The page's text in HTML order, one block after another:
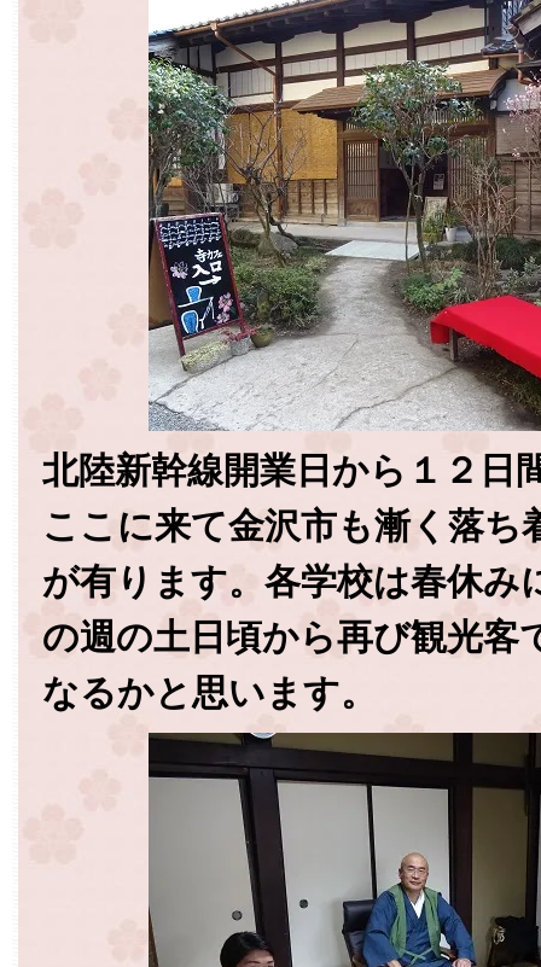
北陸新幹線開業日から１２日
ここに来て金沢市も漸く落ち
が有ります。各学校は春休み
の週の土日頃から再び観光客
なるかと思います。